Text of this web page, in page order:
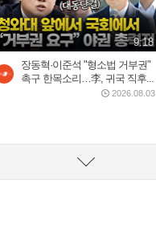
9:18
장동혁·이준석 "형소법 거부권"
촉구 한목소리…李, 귀국 직후...
2026.08.03